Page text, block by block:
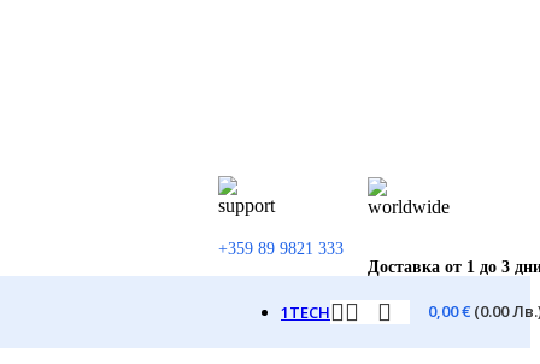
+359 89 9821 333
Доставка от 1 до 3
1TECH 0,00€ (0.00